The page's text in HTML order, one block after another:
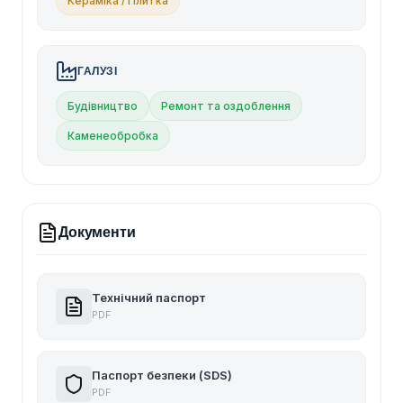
ГАЛУЗІ
Будівництво Ремонт та оздоблення
Каменеобробка
Документи
Технічний паспорт
PDF
Паспорт безпеки (SDS)
PDF